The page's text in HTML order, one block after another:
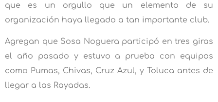
que es un orgullo que un elemento de su
organización haya llegado a tan importante club.
Agregan que Sosa Noguera participó en tres giras
el año pasado y estuvo a prueba con equipos
como Pumas, Chivas, Cruz Azul, y Toluca antes de
llegar a las Rayadas.